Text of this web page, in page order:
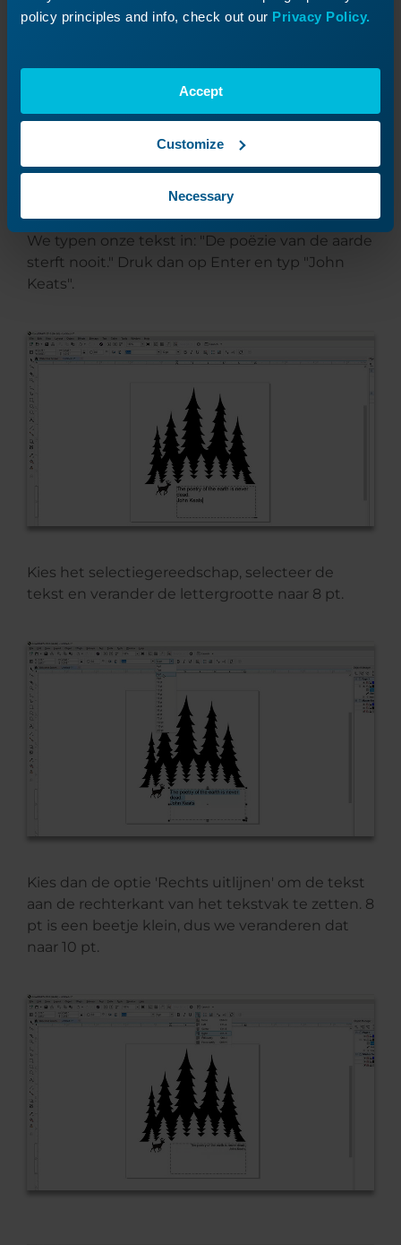
policy principles and info, check out our Privacy Policy.
Accept
Customize
Necessary
We typen onze tekst in: "De poëzie van de aarde
sterft nooit." Druk dan op Enter en typ "John
Keats".
Kies het selectiegereedschap, selecteer de
tekst en verander de lettergrootte naar 8 pt.
Kies dan de optie 'Rechts uitlijnen' om de tekst
aan de rechterkant van het tekstvak te zetten. 8
pt is een beetje klein, dus we veranderen dat
naar 10 pt.